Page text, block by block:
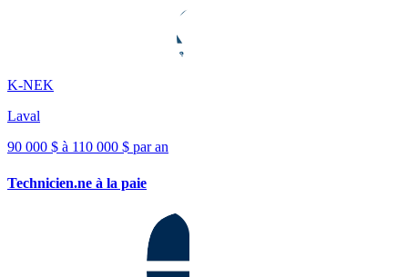
K-NEK
Laval
90 000 $ à 110 000 $ par an
Technicien.ne à la paie